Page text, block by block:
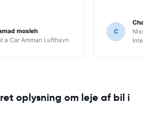
mosleh
a Car Amman Lufthavn
C
oplysning om leje af bil i